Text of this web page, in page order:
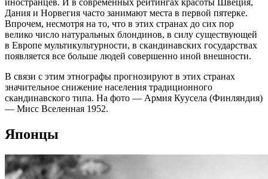
иностранцев. И в современных рейтингах красоты Швеция,
Дания и Норвегия часто занимают места в первой пятерке.
Впрочем, несмотря на то, что в этих странах до сих пор
велико число натуральных блондинов, в силу существующей
в Европе мультикультурности, в скандинавских государствах
появляется все больше людей совершенно иной внешности.
В связи с этим этнографы прогнозируют в этих странах
значительное снижение населения традиционного
скандинавского типа. На фото — Армия Куусела (Финляндия)
— Мисс Вселенная 1952.
Японцы